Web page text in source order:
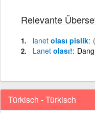
Relevante
lanet olası pislik
Lanet olası!
Türkisch - Türkisch